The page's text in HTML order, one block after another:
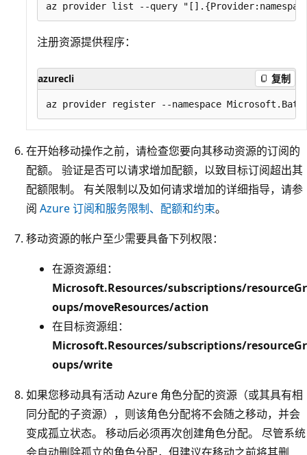
注册资源提供程序：
azurecli 复制
在开始移动操作之前，请检查您要向其移动资源的订阅的
配额。 验证是否可以请求增加配额，以致目标订阅超出其
配额限制。 有关限制以及如何请求增加的详细指导，请参
阅 Azure 订阅和服务限制、配额和约束。
移动资源的帐户至少需要具备下列权限：
在源资源组：
Microsoft.Resources/subscriptions/resourceGr
oups/moveResources/action
在目标资源组：
Microsoft.Resources/subscriptions/resourceGr
oups/write
如果您移动具有活动 Azure 角色分配的资源（或其具有相
同分配的子资源），则该角色分配将不会随之移动，并会
变成孤立状态。 移动后必须再次创建角色分配。 尽管系统
会自动删除孤立的角色分配，但建议在移动之前将其删